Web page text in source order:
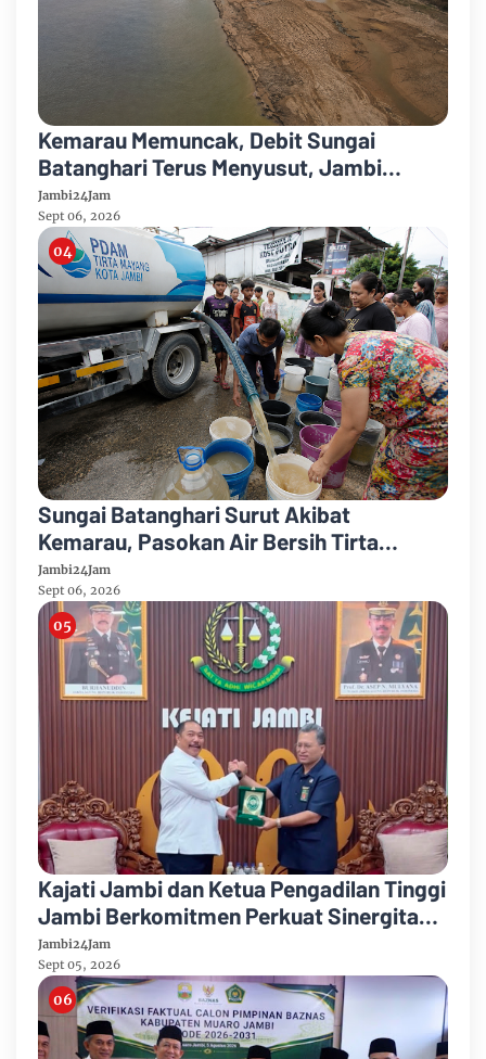
Kemarau Memuncak, Debit Sungai
Batanghari Terus Menyusut, Jambi
Hadapi Ancaman Krisis Air Bersih dan
Karhutla
Jambi24Jam
Sept 06, 2026
Sungai Batanghari Surut Akibat
Kemarau, Pasokan Air Bersih Tirta
Mayang Jambi Keruh
Jambi24Jam
Sept 06, 2026
Kajati Jambi dan Ketua Pengadilan Tinggi
Jambi Berkomitmen Perkuat Sinergitas
Penegakan Hukum
Jambi24Jam
Sept 05, 2026